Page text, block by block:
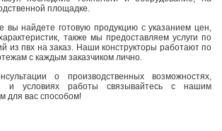
площадке.
вы найдете готовую продукцию с указанием цен,
также мы предоставляем услуги по
из пвх на заказ. Наши конструкторы работают по
с каждым заказчиком лично.
о производственных возможностях,
и условиях работы связывайтесь с нашим
для вас способом!